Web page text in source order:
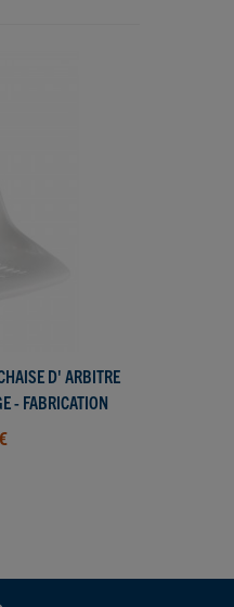
D' ARBITRE
- FABRICATION